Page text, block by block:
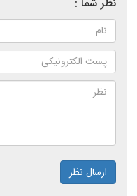
ارسال نظر